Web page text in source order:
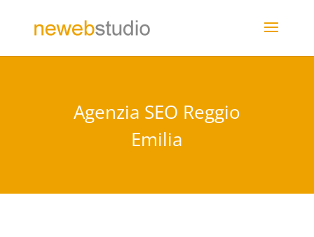
Agenzia SEO Reggio
Emilia